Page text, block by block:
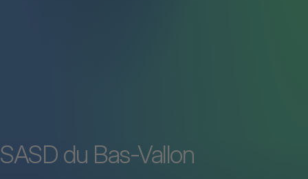
SASD du Bas-Vallon